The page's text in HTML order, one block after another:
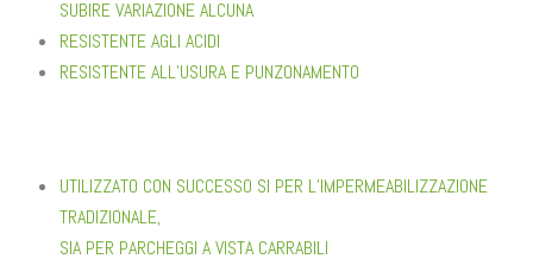
SUBIRE VARIAZIONE ALCUNA
RESISTENTE AGLI ACIDI
RESISTENTE ALL’USURA E PUNZONAMENTO
UTILIZZATO CON SUCCESSO SI PER L’IMPERMEABILIZZAZIONE
TRADIZIONALE,
SIA PER PARCHEGGI A VISTA CARRABILI